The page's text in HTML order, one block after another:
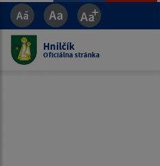
Hnilčík
Oficiálna stránka